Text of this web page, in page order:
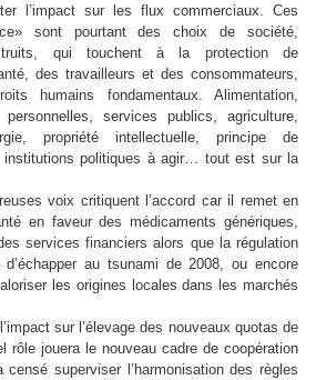
l’impact sur les flux commerciaux. Ces
sont pourtant des choix de société,
qui touchent à la protection de
des travailleurs et des consommateurs,
humains fondamentaux. Alimentation,
services publics, agriculture,
propriété intellectuelle, principe de
institutions politiques à agir… tout est sur la
voix critiquent l’accord car il remet en
en faveur des médicaments génériques,
services financiers alors que la régulation
au tsunami de 2008, ou encore
les origines locales dans les marchés
sur l’élevage des nouveaux quotas de
rôle jouera le nouveau cadre de coopération
censé superviser l’harmonisation des règles